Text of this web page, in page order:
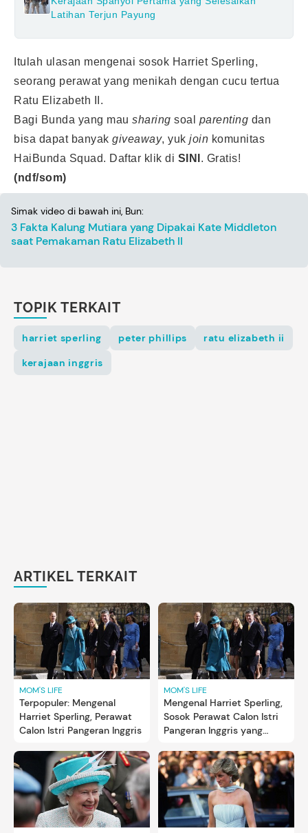
Latihan Terjun Payung
Itulah ulasan mengenai sosok Harriet Sperling,
seorang perawat yang menikah dengan cucu tertua
Ratu Elizabeth II.
Bagi Bunda yang mau sharing soal parenting dan
bisa dapat banyak giveaway, yuk join komunitas
HaiBunda Squad. Daftar klik di SINI . Gratis!
(ndf/som)
Simak video di bawah ini, Bun:
3 Fakta Kalung Mutiara yang Dipakai Kate Middleton
saat Pemakaman Ratu Elizabeth II
TOPIK TERKAIT
harriet sperling peter phillips
ratu elizabeth ii
kerajaan inggris
ARTIKEL TERKAIT
MOM'S LIFE
Terpopuler: Mengenal
Harriet Sperling, Perawat
Calon Istri Pangeran Inggris
MOM'S LIFE
Mengenal Harriet Sperling,
Sosok Perawat Calon Istri
Pangeran Inggris yang
Middleton